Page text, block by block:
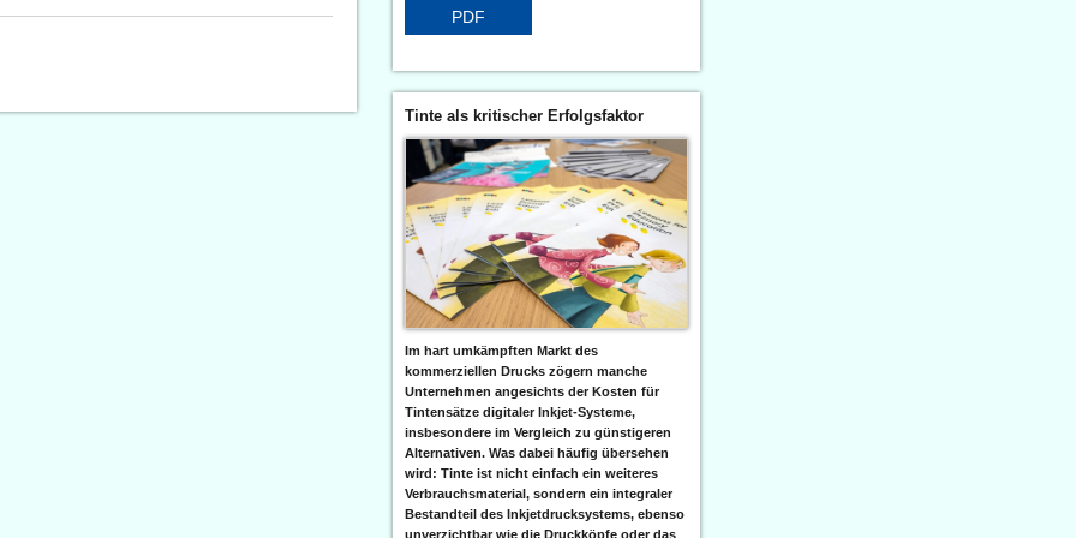
PDF
Tinte als kritischer Erfolgsfaktor
Im hart umkämpften Markt des
kommerziellen Drucks zögern manche
Unternehmen angesichts der Kosten für
Tintensätze digitaler Inkjet-Systeme,
insbesondere im Vergleich zu günstigeren
Alternativen. Was dabei häufig übersehen
wird: Tinte ist nicht einfach ein weiteres
Verbrauchsmaterial, sondern ein integraler
Bestandteil des Inkjetdrucksystems, ebenso
unverzichtbar wie die Druckköpfe oder das